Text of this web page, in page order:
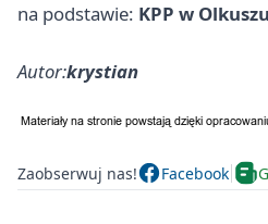
na podstawie: KPP w Olkuszu
Autor:krystian
Zaobserwuj nas! Facebook